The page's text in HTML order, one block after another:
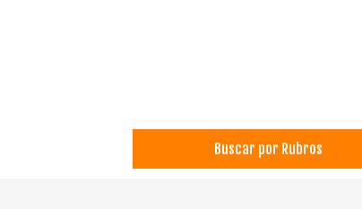
Buscar por Rubros